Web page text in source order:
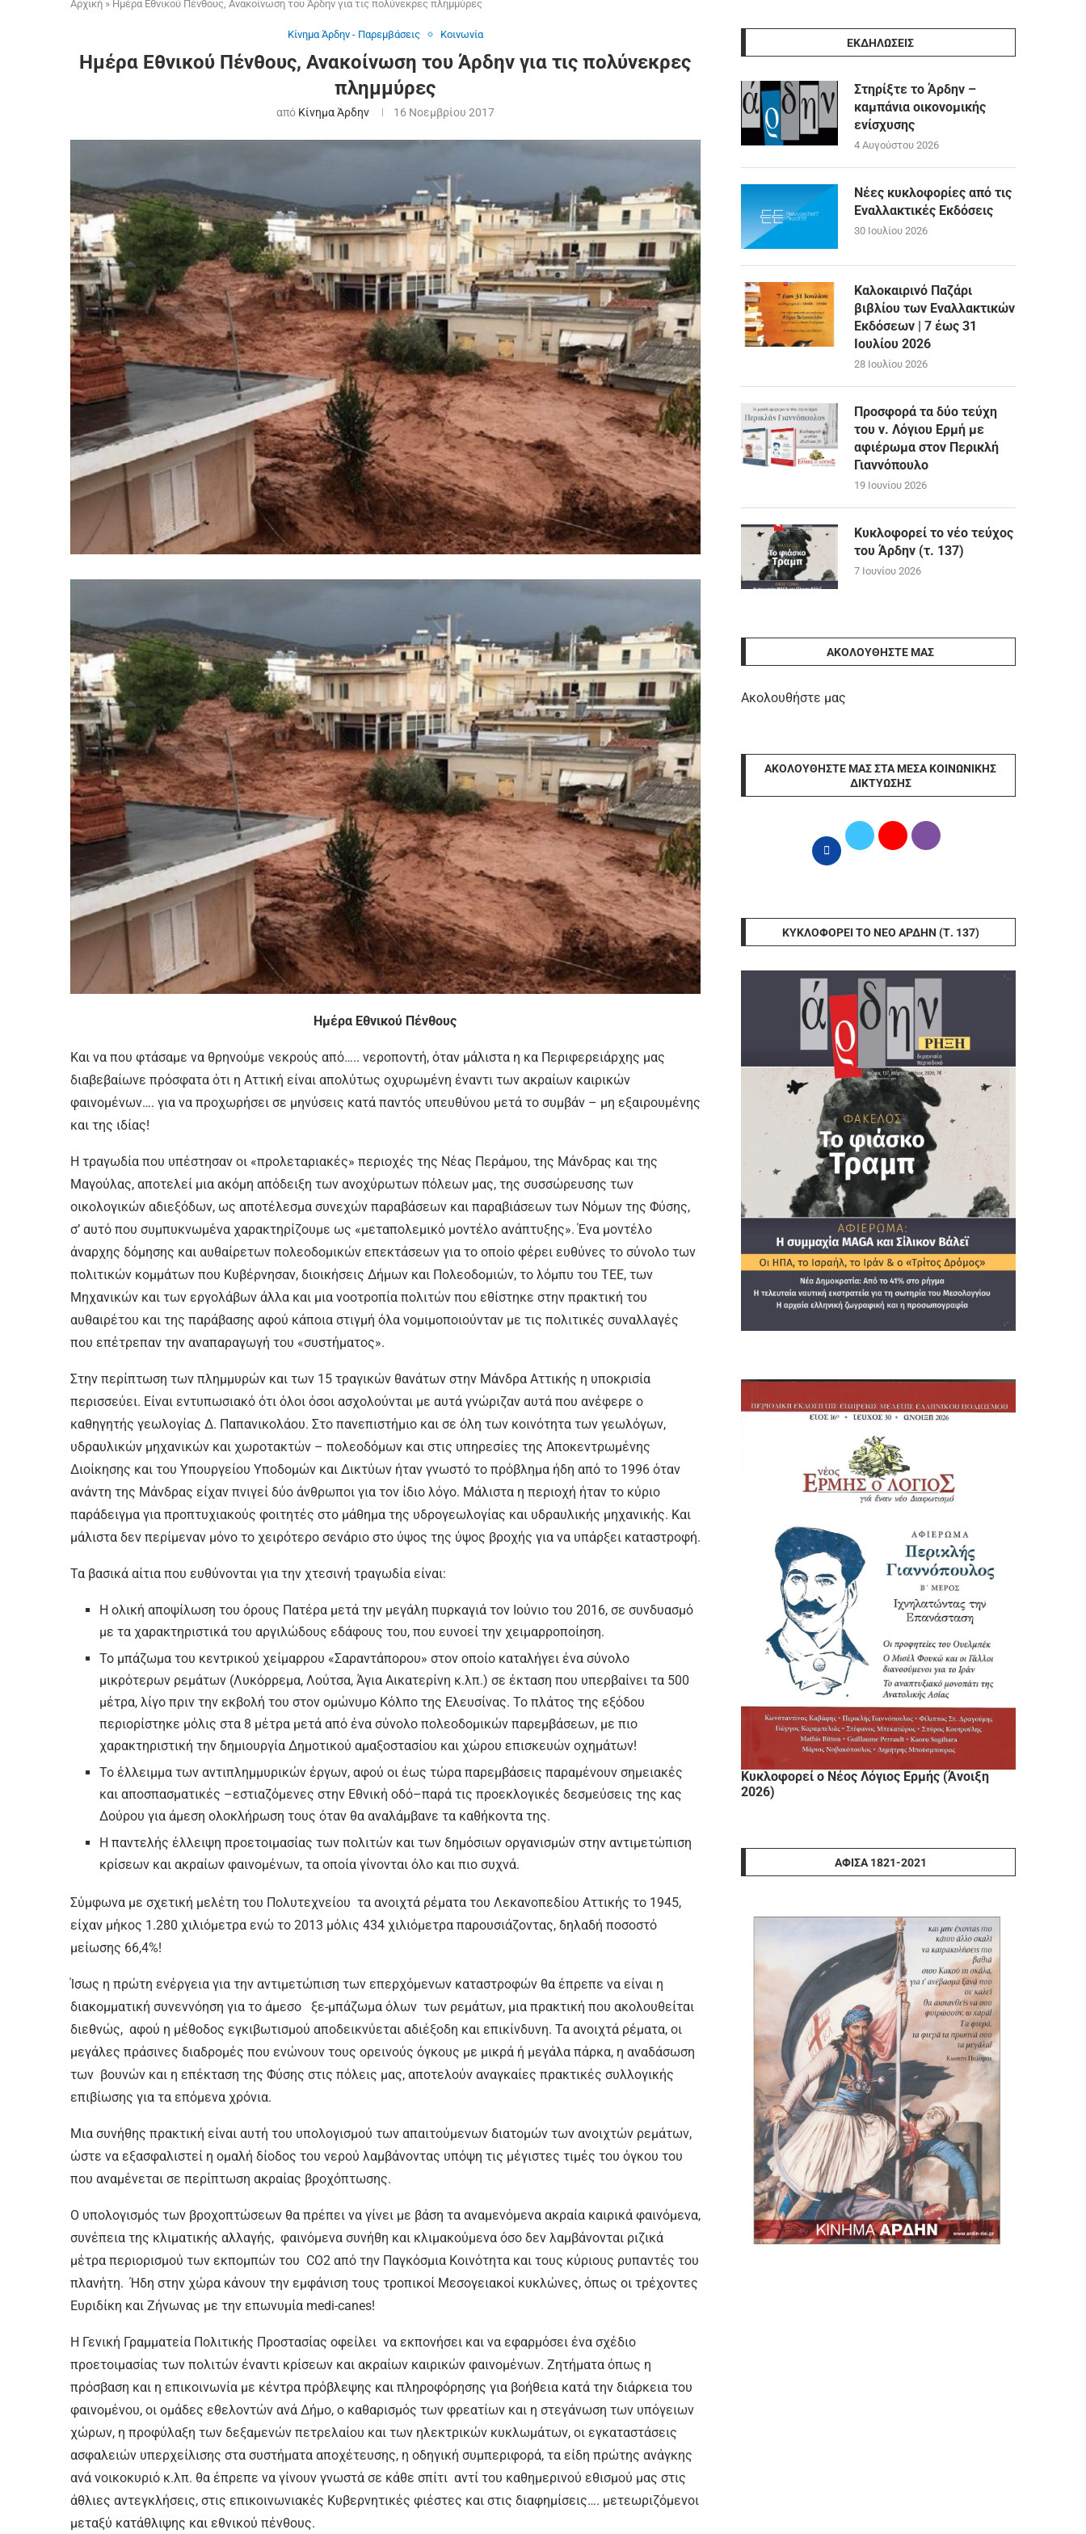
Αρχική » Ημέρα Εθνικού Πένθους, Ανακοίνωση του Άρδην για τις πολύνεκρες πλημμύρες
Κίνημα Άρδην - Παρεμβάσεις Κοινωνία
Ημέρα Εθνικού Πένθους, Ανακοίνωση του Άρδην για τις πολύνεκρες
πλημμύρες
από Κίνημα Άρδην 16 Νοεμβρίου 2017
Ημέρα Εθνικού Πένθους
Και να που φτάσαμε να θρηνούμε νεκρούς από….. νεροποντή, όταν μάλιστα η κα Περιφερειάρχης μας
διαβεβαίωνε πρόσφατα ότι η Αττική είναι απολύτως οχυρωμένη έναντι των ακραίων καιρικών
φαινομένων…. για να προχωρήσει σε μηνύσεις κατά παντός υπευθύνου μετά το συμβάν – μη εξαιρουμένης
και της ιδίας!
Η τραγωδία που υπέστησαν οι «προλεταριακές» περιοχές της Νέας Περάμου, της Μάνδρας και της
Μαγούλας, αποτελεί μια ακόμη απόδειξη των ανοχύρωτων πόλεων μας, της συσσώρευσης των
οικολογικών αδιεξόδων, ως αποτέλεσμα συνεχών παραβάσεων και παραβιάσεων των Νόμων της Φύσης,
σ’ αυτό που συμπυκνωμένα χαρακτηρίζουμε ως «μεταπολεμικό μοντέλο ανάπτυξης». Ένα μοντέλο
άναρχης δόμησης και αυθαίρετων πολεοδομικών επεκτάσεων για το οποίο φέρει ευθύνες το σύνολο των
πολιτικών κομμάτων που Κυβέρνησαν, διοικήσεις Δήμων και Πολεοδομιών, το λόμπυ του ΤΕΕ, των
Μηχανικών και των εργολάβων άλλα και μια νοοτροπία πολιτών που εθίστηκε στην πρακτική του
αυθαιρέτου και της παράβασης αφού κάποια στιγμή όλα νομιμοποιούνταν με τις πολιτικές συναλλαγές
που επέτρεπαν την αναπαραγωγή του «συστήματος».
Στην περίπτωση των πλημμυρών και των 15 τραγικών θανάτων στην Μάνδρα Αττικής η υποκρισία
περισσεύει. Είναι εντυπωσιακό ότι όλοι όσοι ασχολούνται με αυτά γνώριζαν αυτά που ανέφερε ο
καθηγητής γεωλογίας Δ. Παπανικολάου. Στο πανεπιστήμιο και σε όλη των κοινότητα των γεωλόγων,
υδραυλικών μηχανικών και χωροτακτών – πολεοδόμων και στις υπηρεσίες της Αποκεντρωμένης
Διοίκησης και του Υπουργείου Υποδομών και Δικτύων ήταν γνωστό το πρόβλημα ήδη από το 1996 όταν
ανάντη της Μάνδρας είχαν πνιγεί δύο άνθρωποι για τον ίδιο λόγο. Μάλιστα η περιοχή ήταν το κύριο
παράδειγμα για προπτυχιακούς φοιτητές στο μάθημα της υδρογεωλογίας και υδραυλικής μηχανικής. Και
μάλιστα δεν περίμεναν μόνο το χειρότερο σενάριο στο ύψος της ύψος βροχής για να υπάρξει καταστροφή.
Τα βασικά αίτια που ευθύνονται για την χτεσινή τραγωδία είναι:
Η ολική αποψίλωση του όρους Πατέρα μετά την μεγάλη πυρκαγιά τον Ιούνιο του 2016, σε συνδυασμό
με τα χαρακτηριστικά του αργιλώδους εδάφους του, που ευνοεί την χειμαρροποίηση.
Το μπάζωμα του κεντρικού χείμαρρου «Σαραντάπορου» στον οποίο καταλήγει ένα σύνολο
μικρότερων ρεμάτων (Λυκόρρεμα, Λούτσα, Άγια Αικατερίνη κ.λπ.) σε έκταση που υπερβαίνει τα 500
μέτρα, λίγο πριν την εκβολή του στον ομώνυμο Κόλπο της Ελευσίνας. Το πλάτος της εξόδου
περιορίστηκε μόλις στα 8 μέτρα μετά από ένα σύνολο πολεοδομικών παρεμβάσεων, με πιο
χαρακτηριστική την δημιουργία Δημοτικού αμαξοστασίου και χώρου επισκευών οχημάτων!
Το έλλειμμα των αντιπλημμυρικών έργων, αφού οι έως τώρα παρεμβάσεις παραμένουν σημειακές
και αποσπασματικές –εστιαζόμενες στην Εθνική οδό–παρά τις προεκλογικές δεσμεύσεις της κας
Δούρου για άμεση ολοκλήρωση τους όταν θα αναλάμβανε τα καθήκοντα της.
Η παντελής έλλειψη προετοιμασίας των πολιτών και των δημόσιων οργανισμών στην αντιμετώπιση
κρίσεων και ακραίων φαινομένων, τα οποία γίνονται όλο και πιο συχνά.
Σύμφωνα με σχετική μελέτη του Πολυτεχνείου τα ανοιχτά ρέματα του Λεκανοπεδίου Αττικής το 1945,
είχαν μήκος 1.280 χιλιόμετρα ενώ το 2013 μόλις 434 χιλιόμετρα παρουσιάζοντας, δηλαδή ποσοστό
μείωσης 66,4%!
Ίσως η πρώτη ενέργεια για την αντιμετώπιση των επερχόμενων καταστροφών θα έπρεπε να είναι η
διακομματική συνεννόηση για το άμεσο ξε-μπάζωμα όλων των ρεμάτων, μια πρακτική που ακολουθείται
διεθνώς, αφού η μέθοδος εγκιβωτισμού αποδεικνύεται αδιέξοδη και επικίνδυνη. Τα ανοιχτά ρέματα, οι
μεγάλες πράσινες διαδρομές που ενώνουν τους ορεινούς όγκους με μικρά ή μεγάλα πάρκα, η αναδάσωση
των βουνών και η επέκταση της Φύσης στις πόλεις μας, αποτελούν αναγκαίες πρακτικές συλλογικής
επιβίωσης για τα επόμενα χρόνια.
Μια συνήθης πρακτική είναι αυτή του υπολογισμού των απαιτούμενων διατομών των ανοιχτών ρεμάτων,
ώστε να εξασφαλιστεί η ομαλή δίοδος του νερού λαμβάνοντας υπόψη τις μέγιστες τιμές του όγκου του
που αναμένεται σε περίπτωση ακραίας βροχόπτωσης.
Ο υπολογισμός των βροχοπτώσεων θα πρέπει να γίνει με βάση τα αναμενόμενα ακραία καιρικά φαινόμενα,
συνέπεια της κλιματικής αλλαγής, φαινόμενα συνήθη και κλιμακούμενα όσο δεν λαμβάνονται ριζικά
μέτρα περιορισμού των εκπομπών του CO2 από την Παγκόσμια Κοινότητα και τους κύριους ρυπαντές του
πλανήτη. Ήδη στην χώρα κάνουν την εμφάνιση τους τροπικοί Μεσογειακοί κυκλώνες, όπως οι τρέχοντες
Ευριδίκη και Ζήνωνας με την επωνυμία medi-canes!
Η Γενική Γραμματεία Πολιτικής Προστασίας οφείλει να εκπονήσει και να εφαρμόσει ένα σχέδιο
προετοιμασίας των πολιτών έναντι κρίσεων και ακραίων καιρικών φαινομένων. Ζητήματα όπως η
πρόσβαση και η επικοινωνία με κέντρα πρόβλεψης και πληροφόρησης για βοήθεια κατά την διάρκεια του
φαινομένου, οι ομάδες εθελοντών ανά Δήμο, ο καθαρισμός των φρεατίων και η στεγάνωση των υπόγειων
χώρων, η προφύλαξη των δεξαμενών πετρελαίου και των ηλεκτρικών κυκλωμάτων, οι εγκαταστάσεις
ασφαλειών υπερχείλισης στα συστήματα αποχέτευσης, η οδηγική συμπεριφορά, τα είδη πρώτης ανάγκης
ανά νοικοκυριό κ.λπ. θα έπρεπε να γίνουν γνωστά σε κάθε σπίτι αντί του καθημερινού εθισμού μας στις
άθλιες αντεγκλήσεις, στις επικοινωνιακές Κυβερνητικές φιέστες και στις διαφημίσεις…. μετεωριζόμενοι
μεταξύ κατάθλιψης και εθνικού πένθους.
ΕΚΔΗΛΩΣΕΙΣ
Στηρίξτε το Άρδην –
καμπάνια οικονομικής
ενίσχυσης
4 Αυγούστου 2026
Νέες κυκλοφορίες από τις
Εναλλακτικές Εκδόσεις
30 Ιουλίου 2026
Καλοκαιρινό Παζάρι
βιβλίου των Εναλλακτικών
Εκδόσεων | 7 έως 31
Ιουλίου 2026
28 Ιουλίου 2026
Προσφορά τα δύο τεύχη
του ν. Λόγιου Ερμή με
αφιέρωμα στον Περικλή
Γιαννόπουλο
19 Ιουνίου 2026
Κυκλοφορεί το νέο τεύχος
του Άρδην (τ. 137)
7 Ιουνίου 2026
ΑΚΟΛΟΥΘΉΣΤΕ ΜΑΣ
Ακολουθήστε μας
ΑΚΟΛΟΥΘΉΣΤΕ ΜΑΣ ΣΤΑ ΜΈΣΑ ΚΟΙΝΩΝΙΚΉΣ
ΔΙΚΤΎΩΣΗΣ
ΚΥΚΛΟΦΟΡΕΊ ΤΟ ΝΈΟ ΆΡΔΗΝ (Τ. 137)
Κυκλοφορεί ο Νέος Λόγιος Ερμής (Άνοιξη
2026)
ΑΦΊΣΑ 1821-2021